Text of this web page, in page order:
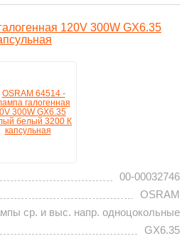
120V 300W GX6.35
00-00032746
OSRAM
ср. и выс. напр. одноцокольные
GX6.35